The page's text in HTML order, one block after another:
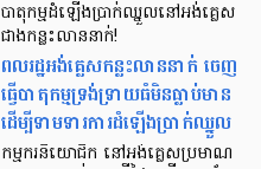
បាតុកម្មដំឡើងប្រាក់ឈ្នួលនៅអង់គ្លេស
ជាងកន្លះលាននាក់!
ពលរដ្ឋអង់គ្លេសកន្លះលាននាក់ ចេញ
ធ្វើបាតុកម្មទ្រង់ទ្រាយធំមិនធ្លាប់មាន
ដើម្បីទាមទារការដំឡើងប្រាក់ឈ្នួល
កម្មករនិយោជិក នៅអង់គ្លេសប្រមាណ